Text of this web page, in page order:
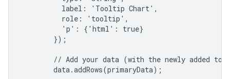
          label: 'Tooltip Chart',
          role: 'tooltip',
          'p': {'html': true}
        });
// Add your data (with the newly added
        data.addRows(primaryData);